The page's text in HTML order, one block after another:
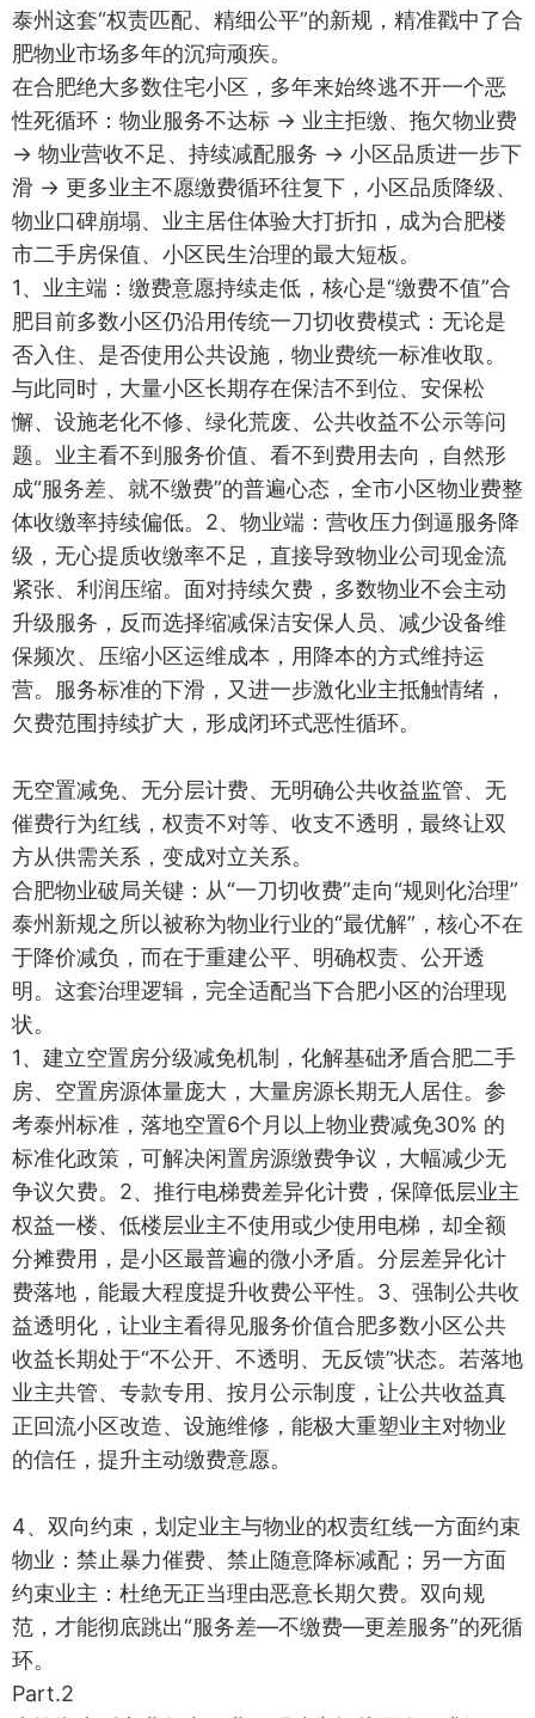
泰州这套“权责匹配、精细公平”的新规，精准戳中了合
肥物业市场多年的沉疴顽疾。
在合肥绝大多数住宅小区，多年来始终逃不开一个恶
性死循环：物业服务不达标 → 业主拒缴、拖欠物业费
→ 物业营收不足、持续减配服务 → 小区品质进一步下
滑 → 更多业主不愿缴费循环往复下，小区品质降级、
物业口碑崩塌、业主居住体验大打折扣，成为合肥楼
市二手房保值、小区民生治理的最大短板。
1、业主端：缴费意愿持续走低，核心是“缴费不值”合
肥目前多数小区仍沿用传统一刀切收费模式：无论是
否入住、是否使用公共设施，物业费统一标准收取。
与此同时，大量小区长期存在保洁不到位、安保松
懈、设施老化不修、绿化荒废、公共收益不公示等问
题。业主看不到服务价值、看不到费用去向，自然形
成“服务差、就不缴费”的普遍心态，全市小区物业费整
体收缴率持续偏低。2、物业端：营收压力倒逼服务降
级，无心提质收缴率不足，直接导致物业公司现金流
紧张、利润压缩。面对持续欠费，多数物业不会主动
升级服务，反而选择缩减保洁安保人员、减少设备维
保频次、压缩小区运维成本，用降本的方式维持运
营。服务标准的下滑，又进一步激化业主抵触情绪，
欠费范围持续扩大，形成闭环式恶性循环。
无空置减免、无分层计费、无明确公共收益监管、无
催费行为红线，权责不对等、收支不透明，最终让双
方从供需关系，变成对立关系。
合肥物业破局关键：从“一刀切收费”走向“规则化治理”
泰州新规之所以被称为物业行业的“最优解”，核心不在
于降价减负，而在于重建公平、明确权责、公开透
明。这套治理逻辑，完全适配当下合肥小区的治理现
状。
1、建立空置房分级减免机制，化解基础矛盾合肥二手
房、空置房源体量庞大，大量房源长期无人居住。参
考泰州标准，落地空置6个月以上物业费减免30% 的
标准化政策，可解决闲置房源缴费争议，大幅减少无
争议欠费。2、推行电梯费差异化计费，保障低层业主
权益一楼、低楼层业主不使用或少使用电梯，却全额
分摊费用，是小区最普遍的微小矛盾。分层差异化计
费落地，能最大程度提升收费公平性。3、强制公共收
益透明化，让业主看得见服务价值合肥多数小区公共
收益长期处于“不公开、不透明、无反馈”状态。若落地
业主共管、专款专用、按月公示制度，让公共收益真
正回流小区改造、设施维修，能极大重塑业主对物业
的信任，提升主动缴费意愿。
4、双向约束，划定业主与物业的权责红线一方面约束
物业：禁止暴力催费、禁止随意降标减配；另一方面
约束业主：杜绝无正当理由恶意长期欠费。双向规
范，才能彻底跳出“服务差—不缴费—更差服务”的死循
环。
Part.2